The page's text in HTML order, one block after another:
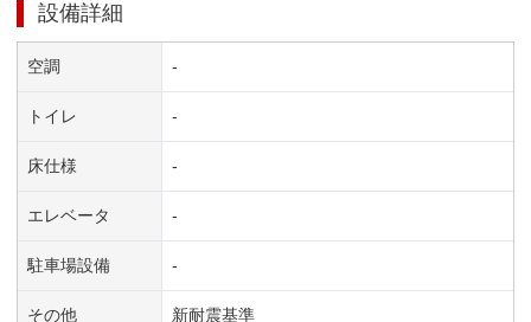
設備詳細
空調 -
トイレ -
床仕様 -
エレベータ -
駐車場設備 -
その他 新耐震基準